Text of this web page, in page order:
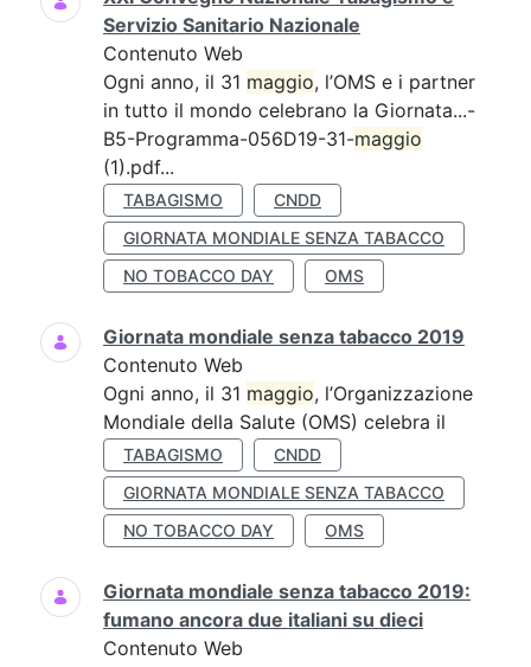
Servizio Sanitario Nazionale
Contenuto Web
Ogni anno, il 31 maggio, l’OMS e i partner
in tutto il mondo celebrano la Giornata...-
B5-Programma-056D19-31-maggio
(1).pdf...
TABAGISMO
CNDD
GIORNATA MONDIALE SENZA TABACCO
NO TOBACCO DAY
OMS
Giornata mondiale senza tabacco 2019
Contenuto Web
Ogni anno, il 31 maggio, l’Organizzazione
Mondiale della Salute (OMS) celebra il
TABAGISMO
CNDD
GIORNATA MONDIALE SENZA TABACCO
NO TOBACCO DAY
OMS
Giornata mondiale senza tabacco 2019:
fumano ancora due italiani su dieci
Contenuto Web